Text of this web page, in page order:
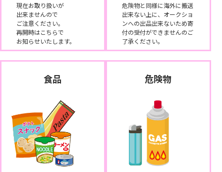
現在お取り扱いが
出来ませんので
ご注意ください。
再開時はこちらで
お知らせいたします。
危険物と同様に海外に搬送
出来ない上に、オークショ
ンへの出品出来ないため寄
付の受付ができませんのご
了承ください。
食品 危険物